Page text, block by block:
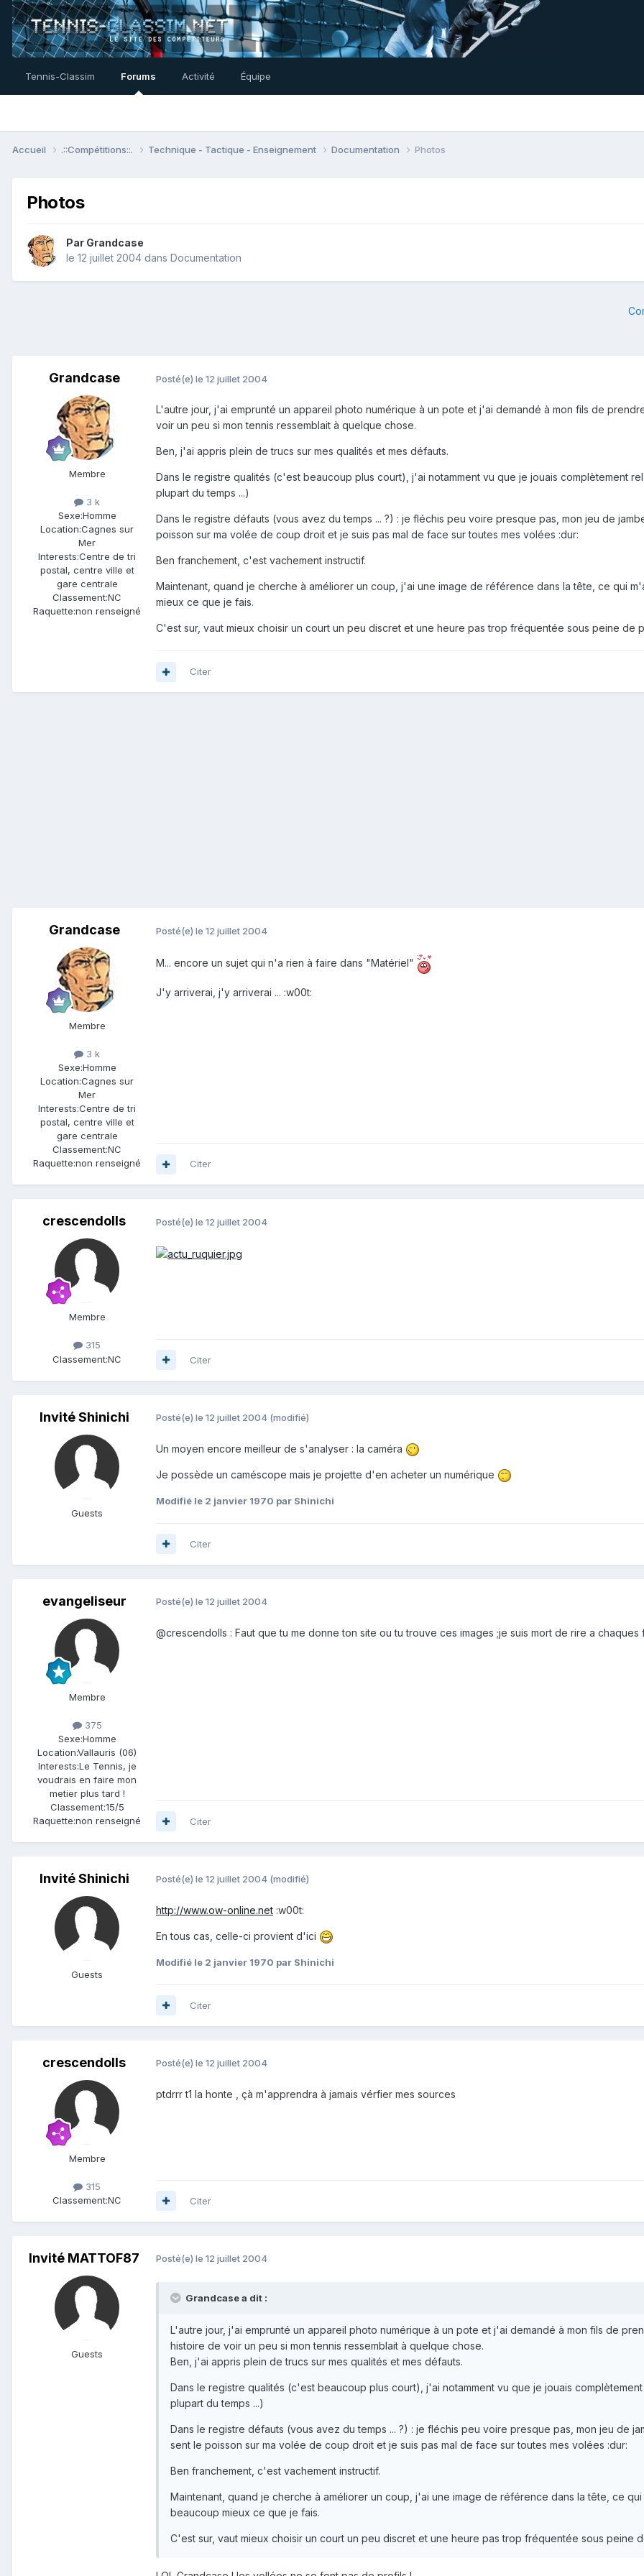
Tennis-Classim Forums Activité Équipe
Accueil .::Compétitions::. Technique - Tactique - Enseignement Documentation Photos
Photos
Par Grandcase
le 12 juillet 2004 dans Documentation
Grandcase
Membre
3 k
Sexe:Homme
Location:Cagnes sur
Mer
Interests:Centre de tri
postal, centre ville et
gare centrale
Classement:NC
Raquette:non renseigné
Posté(e) le 12 juillet 2004
L'autre jour, j'ai emprunté un appareil photo numérique à un pote et j'ai demandé à mon fils de
voir un peu si mon tennis ressemblait à quelque chose.
Ben, j'ai appris plein de trucs sur mes qualités et mes défauts.
Dans le registre qualités (c'est beaucoup plus court), j'ai notamment vu que je jouais complètement
plupart du temps ...)
Dans le registre défauts (vous avez du temps ... ?) : je fléchis peu voire presque pas, mon jeu de
poisson sur ma volée de coup droit et je suis pas mal de face sur toutes mes volées :dur:
Ben franchement, c'est vachement instructif.
Maintenant, quand je cherche à améliorer un coup, j'ai une image de référence dans la tête, ce qui
mieux ce que je fais.
C'est sur, vaut mieux choisir un court un peu discret et une heure pas trop fréquentée sous peine de
Citer
Grandcase
Membre
3 k
Sexe:Homme
Location:Cagnes sur
Mer
Interests:Centre de tri
postal, centre ville et
gare centrale
Classement:NC
Raquette:non renseigné
Posté(e) le 12 juillet 2004
M... encore un sujet qui n'a rien à faire dans "Matériel"
J'y arriverai, j'y arriverai ... :w00t:
Citer
crescendolls
Membre
315
Classement:NC
Posté(e) le 12 juillet 2004
Citer
Invité Shinichi
Guests
Posté(e) le 12 juillet 2004 (modifié)
Un moyen encore meilleur de s'analyser : la caméra
Je possède un caméscope mais je projette d'en acheter un numérique
Modifié le 2 janvier 1970 par Shinichi
Citer
evangeliseur
Membre
375
Sexe:Homme
Location:Vallauris (06)
Interests:Le Tennis, je
voudrais en faire mon
metier plus tard !
Classement:15/5
Raquette:non renseigné
Posté(e) le 12 juillet 2004
@crescendolls : Faut que tu me donne ton site ou tu trouve ces images ;je suis mort de rire a chaques
Citer
Invité Shinichi
Guests
Posté(e) le 12 juillet 2004 (modifié)
http://www.ow-online.net :w00t:
En tous cas, celle-ci provient d'ici
Modifié le 2 janvier 1970 par Shinichi
Citer
crescendolls
Membre
315
Classement:NC
Posté(e) le 12 juillet 2004
ptdrrr t1 la honte , çà m'apprendra à jamais vérfier mes sources
Citer
Invité MATTOF87
Guests
Posté(e) le 12 juillet 2004
Grandcase a dit :
L'autre jour, j'ai emprunté un appareil photo numérique à un pote et j'ai demandé à mon fils de
histoire de voir un peu si mon tennis ressemblait à quelque chose.
Ben, j'ai appris plein de trucs sur mes qualités et mes défauts.
Dans le registre qualités (c'est beaucoup plus court), j'ai notamment vu que je jouais
plupart du temps ...)
Dans le registre défauts (vous avez du temps ... ?) : je fléchis peu voire presque pas, mon jeu de
sent le poisson sur ma volée de coup droit et je suis pas mal de face sur toutes mes volées :dur:
Ben franchement, c'est vachement instructif.
Maintenant, quand je cherche à améliorer un coup, j'ai une image de référence dans la tête, ce
beaucoup mieux ce que je fais.
C'est sur, vaut mieux choisir un court un peu discret et une heure pas trop fréquentée sous peine